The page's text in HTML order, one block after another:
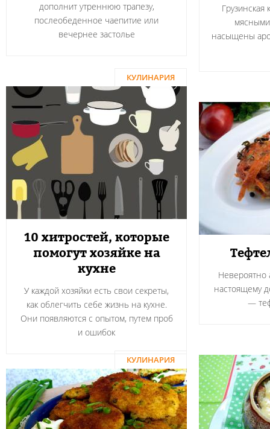
дополнит утреннюю трапезу,
послеобеденное чаепитие или
вечернее застолье
Грузинская
насыщены
КУЛИНАРИЯ
10 хитростей, которые
помогут хозяйке на
кухне
У каждой хозяйки есть свои секреты,
как облегчить себе жизнь на кухне.
Они появляются с опытом, путем проб
и ошибок
Невероятно
настоящему
―
КУЛИНАРИЯ